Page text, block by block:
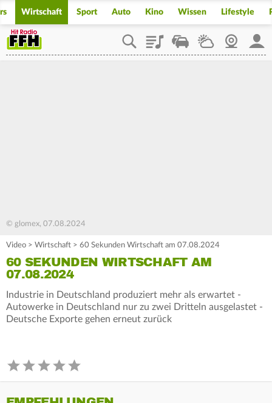
Wirtschaft Sport Auto Kino Wissen Lifestyle
PlaylistStaupilotWetterWebcam
© glomex, 07.08.2024
Video > Wirtschaft > 60 Sekunden Wirtschaft am 07.08.2024
60 SEKUNDEN WIRTSCHAFT AM
07.08.2024
Industrie in Deutschland produziert mehr als erwartet -
Autowerke in Deutschland nur zu zwei Dritteln ausgelastet -
Deutsche Exporte gehen erneut zurück